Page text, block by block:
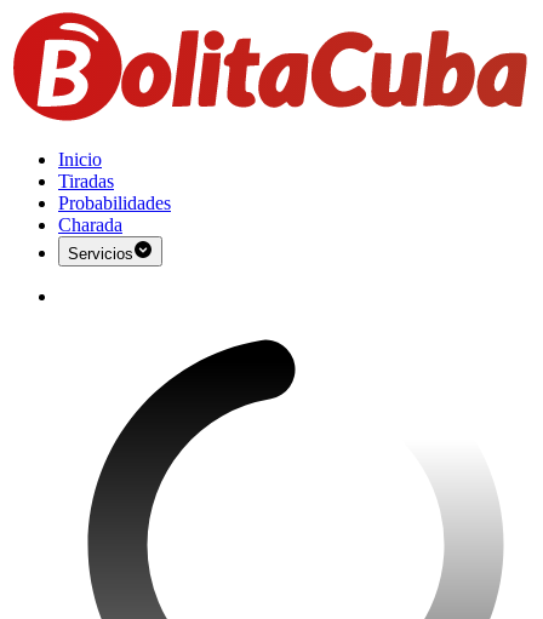
Inicio
Tiradas
Probabilidades
Charada
Servicios